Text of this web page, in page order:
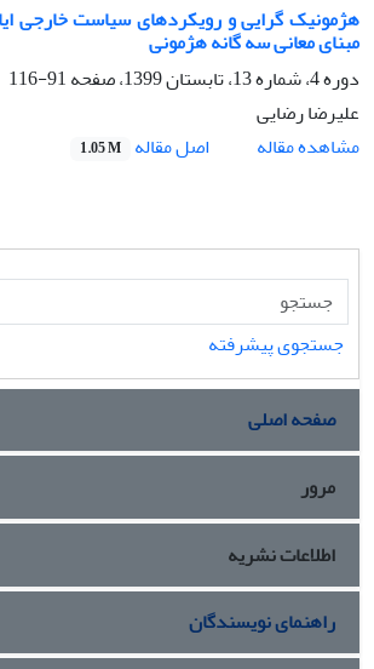
هژمونیک گرایی و رویکردهای سیاست خارجی
مبنای معانی سه گانه هژمونی
دوره 4، شماره 13، تابستان 1399، صفحه
91-116
علیرضا رضایی
مشاهده مقاله
اصل مقاله 1.05 M
جستجوی پیشرفته
صفحه اصلی
مرور
اطلاعات نشریه
راهنمای نویسندگان